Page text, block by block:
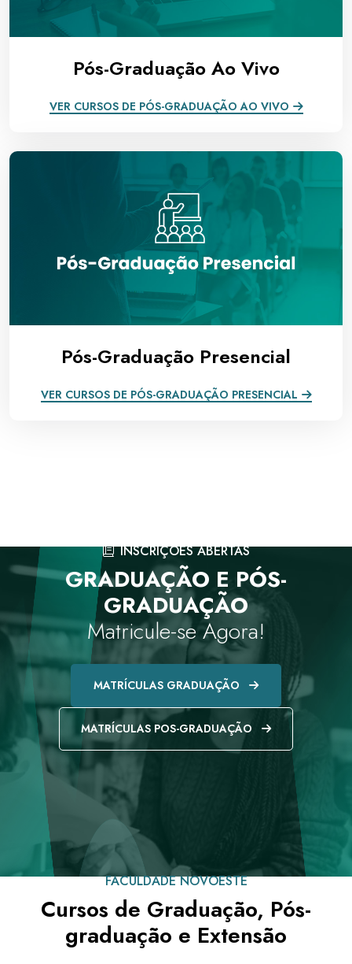
Pós-Graduação Ao Vivo
VER CURSOS DE PÓS-GRADUAÇÃO AO VIVO
Pós-Graduação Presencial
VER CURSOS DE PÓS-GRADUAÇÃO PRESENCIAL
INSCRIÇÕES ABERTAS
GRADUAÇÃO E PÓS-
GRADUAÇÃO
Matricule-se Agora!
MATRÍCULAS GRADUAÇÃO
MATRÍCULAS POS-GRADUAÇÃO
FACULDADE NOVOESTE
Cursos de Graduação, Pós-
graduação e Extensão